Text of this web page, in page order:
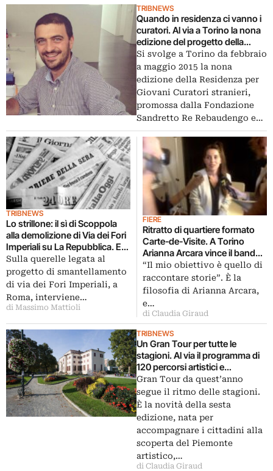
TRIBNEWS
Quando in residenza ci vanno i
curatori. Al via a Torino la nona
edizione del progetto della
Fondazione Sandretto Re
Rebaudengo
Si svolge a Torino da febbraio
a maggio 2015 la nona
edizione della Residenza per
Giovani Curatori stranieri,
promossa dalla Fondazione
Sandretto Re Rebaudengo e…
TRIBNEWS
Lo strillone: il sì di Scoppola
alla demolizione di Via dei Fori
Imperiali su La Repubblica. E
poi bandi per i musei italiani,
banche e arte, mali culturali
italiani
Sulla querelle legata al
progetto di smantellamento
di via dei Fori Imperiali, a
Roma, interviene…
di Massimo Mattioli
FIERE
Ritratto di quartiere formato
Carte-de-Visite. A Torino
Arianna Arcara vince il bando
di residenza della Compagnia
di San Paolo. Le sue foto del
popolo di Porta Palazzo
finiranno ad Artissima
“Il mio obiettivo è quello di
raccontare storie”. È la
filosofia di Arianna Arcara,
e…
di Claudia Giraud
TRIBNEWS
Un Gran Tour per tutte le
stagioni. Al via il programma di
120 percorsi artistici e
naturalistici in Piemonte. Con
un occhio all’arte urbana dei
Nuovi Committenti e del MAU
Gran Tour da quest’anno
segue il ritmo delle stagioni.
È la novità della sesta
edizione, nata per
accompagnare i cittadini alla
scoperta del Piemonte
artistico,…
di Claudia Giraud